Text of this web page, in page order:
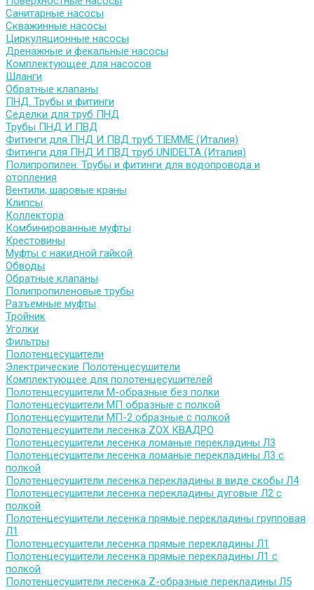
Санитарные насосы
Скважинные насосы
Циркуляционные насосы
Дренажные и фекальные насосы
Комплектующее для насосов
Шланги
Обратные клапаны
ПНД. Трубы и фитинги
Седелки для труб ПНД
Трубы ПНД И ПВД
Фитинги для ПНД И ПВД труб TIEMME (Италия)
Фитинги для ПНД И ПВД труб UNIDELTA (Италия)
Полипропилен. Трубы и фитинги для водопровода и
отопления
Вентили, шаровые краны
Клипсы
Коллектора
Комбинированные муфты
Крестовины
Муфты с накидной гайкой
Обводы
Обратные клапаны
Полипропиленовые трубы
Разъемные муфты
Тройник
Уголки
Фильтры
Полотенцесушители
Электрические Полотенцесушители
Комплектующее для полотенцесушителей
Полотенцесушители М-образные без полки
Полотенцесушители МП образные с полкой
Полотенцесушители МП-2 образные с полкой
Полотенцесушители лесенка ZOX КВАДРО
Полотенцесушители лесенка ломаные перекладины Л3
Полотенцесушители лесенка ломаные перекладины Л3 с
полкой
Полотенцесушители лесенка перекладины в виде скобы Л4
Полотенцесушители лесенка перекладины дуговые Л2 с
полкой
Полотенцесушители лесенка прямые перекладины групповая
Л1
Полотенцесушители лесенка прямые перекладины Л1
Полотенцесушители лесенка прямые перекладины Л1 с
полкой
Полотенцесушители лесенка Z-образные перекладины Л5